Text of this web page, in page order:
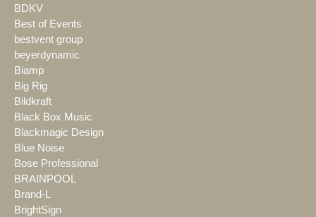
BDKV
Best of Events
bestvent group
beyerdynamic
Biamp
Big Rig
Bildkraft
Black Box Music
Blackmagic Design
Blue Noise
Bose Professional
BRAINPOOL
Brand-L
BrightSign